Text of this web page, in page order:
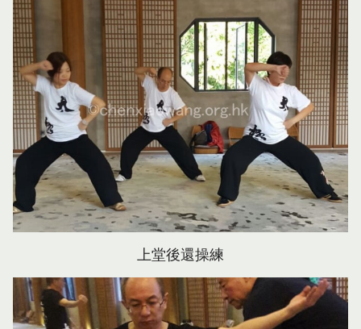
上堂後還操練